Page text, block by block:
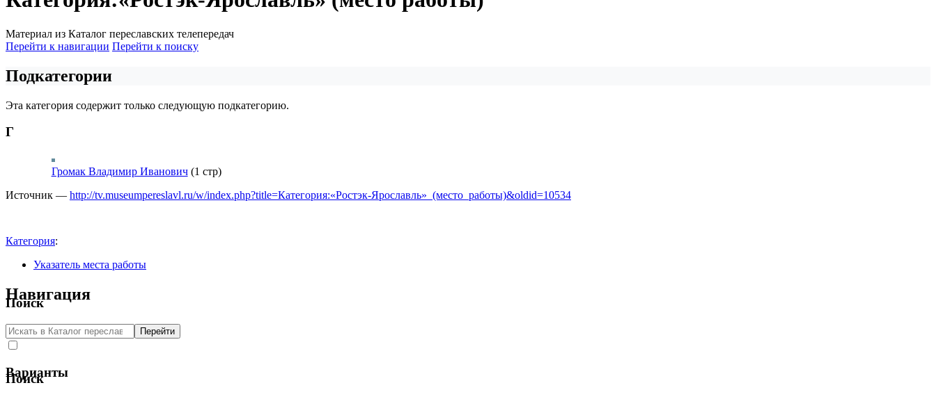
Материал из Каталог переславских телепередач
Перейти к навигации Перейти к поиску
Подкатегории
Эта категория содержит только следующую подкатегорию.
Г
Громак Владимир Иванович (1 стр)
Источник — http://tv.museumpereslavl.ru/w/index.php?title=Категория:«Ростэк-Ярославль»_(место_работы)&oldid=10534
Категория:
Указатель места работы
Навигация
Поиск
Варианты
Поиск